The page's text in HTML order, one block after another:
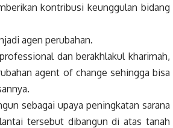
kontribusi keunggulan bidang
agen perubahan.
dan berakhlakul kharimah,
agent of change sehingga bisa
sebagai upaya peningkatan sarana
tersebut dibangun di atas tanah